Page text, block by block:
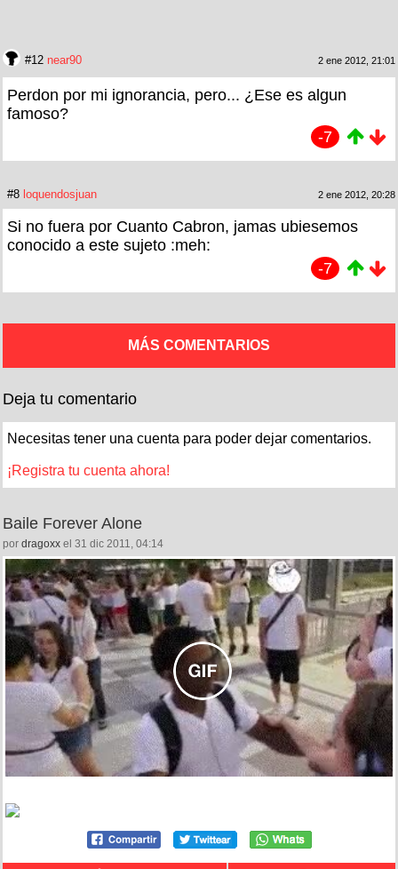
#12 near90 2 ene 2012, 21:01
Perdon por mi ignorancia, pero... ¿Ese es algun
famoso?
-7
#8 loquendosjuan 2 ene 2012, 20:28
Si no fuera por Cuanto Cabron, jamas ubiesemos
conocido a este sujeto :meh:
-7
MÁS COMENTARIOS
Deja tu comentario
Necesitas tener una cuenta para poder dejar comentarios.
¡Registra tu cuenta ahora!
Baile Forever Alone
por dragoxx el 31 dic 2011, 04:14